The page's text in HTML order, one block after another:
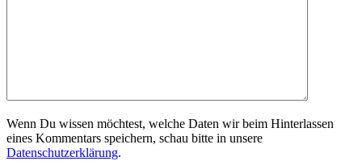
Wenn Du wissen möchtest, welche Daten wir beim Hinterlassen
eines Kommentars speichern, schau bitte in unsere
Datenschutzerklärung.